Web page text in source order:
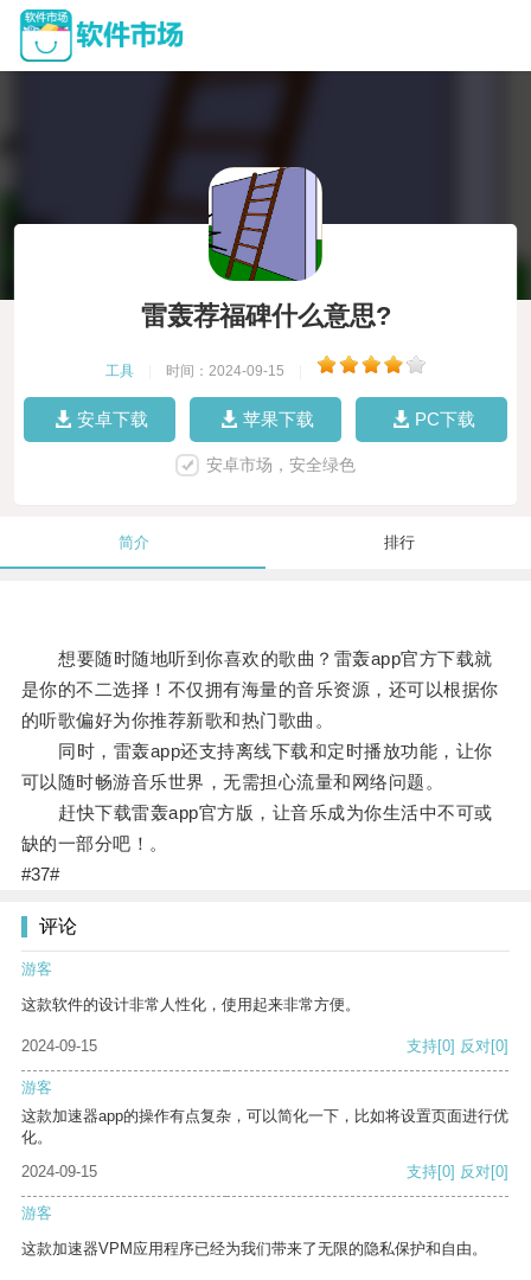
雷轰荐福碑什么意思?
工具 时间：2024-09-15
安卓下载 苹果下载 PC下载
安卓市场，安全绿色
简介 排行
想要随时随地听到你喜欢的歌曲？雷轰app官方下载就
是你的不二选择！不仅拥有海量的音乐资源，还可以根据你
的听歌偏好为你推荐新歌和热门歌曲。
同时，雷轰app还支持离线下载和定时播放功能，让你
可以随时畅游音乐世界，无需担心流量和网络问题。
赶快下载雷轰app官方版，让音乐成为你生活中不可或
缺的一部分吧！。
#37#
评论
游客
这款软件的设计非常人性化，使用起来非常方便。
2024-09-15 支持[0] 反对[0]
游客
这款加速器app的操作有点复杂，可以简化一下，比如将设置页面进行优
化。
2024-09-15
支持[0] 反对[0]
游客
这款加速器VPM应用程序已经为我们带来了无限的隐私保护和自由。